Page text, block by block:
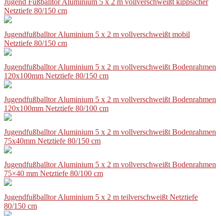
Jugend Fußballtor Aluminium 5 x 2 m vollverschweißt kippsicher
Netztiefe 80/150 cm
Jugendfußballtor Aluminium 5 x 2 m vollverschweißt mobil
Netztiefe 80/150 cm
Jugendfußballtor Aluminium 5 x 2 m vollverschweißt Bodenrahmen
120x100mm Netztiefe 80/150 cm
Jugendfußballtor Aluminium 5 x 2 m vollverschweißt Bodenrahmen
120x100mm Netztiefe 80/100 cm
Jugendfußballtor Aluminium 5 x 2 m vollverschweißt Bodenrahmen
75x40mm Netztiefe 80/150 cm
Jugendfußballtor Aluminium 5 x 2 m vollverschweißt Bodenrahmen
75×40 mm Netztiefe 80/100 cm
Jugendfußballtor Aluminium 5 x 2 m teilverschweißt Netztiefe
80/150 cm